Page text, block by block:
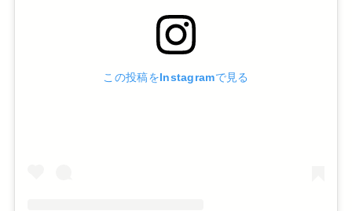
この投稿をInstagramで見る